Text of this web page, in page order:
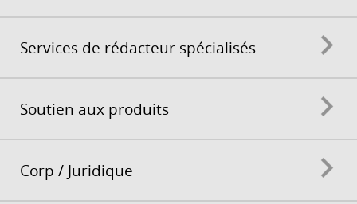
Services de rédacteur spécialisés
Soutien aux produits
Corp / Juridique